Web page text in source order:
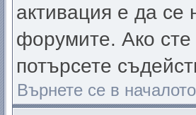
активация е да се
форумите. Ако
потърсете
Върнете се в началото